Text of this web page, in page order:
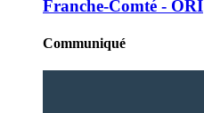
Franche-Comté - ORI
Communiqué